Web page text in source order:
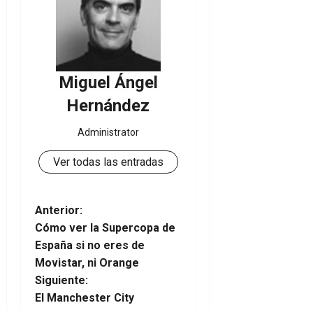
Miguel Ángel
Hernández
Administrator
Ver todas las entradas
N
a
v
e
Anterior:
Cómo ver la Supercopa de
España si no eres de
Movistar, ni Orange
Siguiente:
El Manchester City